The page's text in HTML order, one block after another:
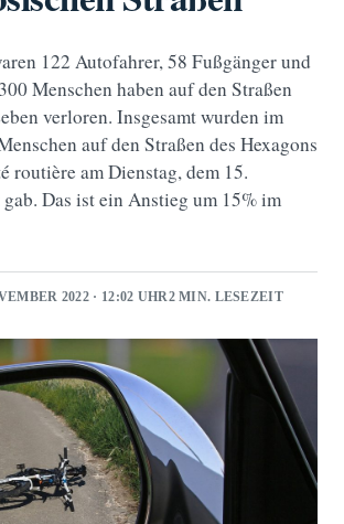
122 Autofahrer, 58 Fußgänger und
Menschen haben auf den Straßen
verloren. Insgesamt wurden im
auf den Straßen des Hexagons
routière am Dienstag, dem 15.
Das ist ein Anstieg um 15% im
2022 · 12:02 UHR2 MIN. LESEZEIT